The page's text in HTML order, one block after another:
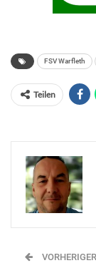
FSV Warfleth
Teilen